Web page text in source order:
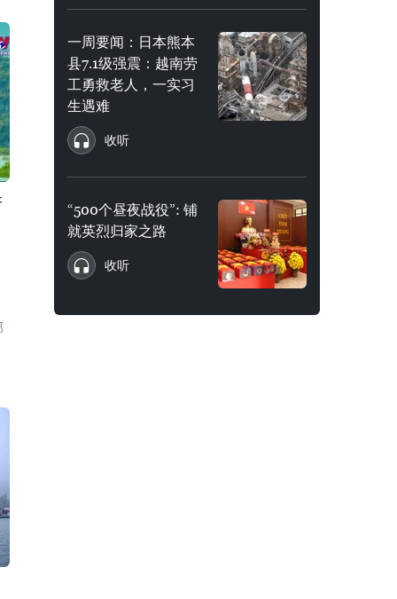
一周要闻：日本熊本
县7.1级强震：越南劳
工勇救老人，一实习
生遇难
收听
“500个昼夜战役”: 铺
就英烈归家之路
收听